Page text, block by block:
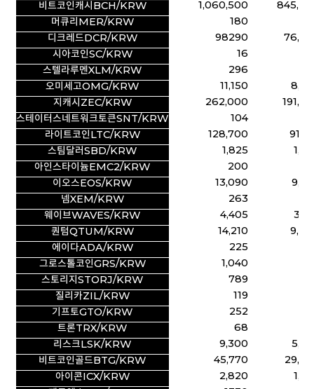
비트코인캐시BCH/KRW
1,060,500
머큐리MER/KRW
180
디크레드DCR/KRW
98290
시아코인SC/KRW
16
스텔라루멘XLM/KRW
296
오미세고OMG/KRW
11,150
지캐시ZEC/KRW
262,000
스테이터스네트워크토큰SNT/KRW
104
라이트코인LTC/KRW
128,700
스팀달러SBD/KRW
1,825
아인스타이늄EMC2/KRW
200
이오스EOS/KRW
13,090
넴XEM/KRW
263
웨이브WAVES/KRW
4,405
퀀텀QTUM/KRW
14,210
에이다ADA/KRW
225
그로스톨코인GRS/KRW
1,040
스토리지STORJ/KRW
789
질리카ZIL/KRW
119
기프토GTO/KRW
252
트론TRX/KRW
68
리스크LSK/KRW
9,300
비트코인골드BTG/KRW
45,770
아이콘ICX/KRW
2,820